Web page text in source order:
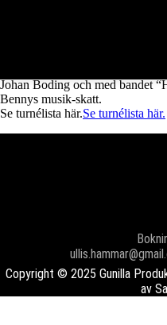
Johan Boding och med bandet
Bennys musik-skatt.
Se turnélista här.Se turnélista här.
Copyright © 2025 Gunilla
av